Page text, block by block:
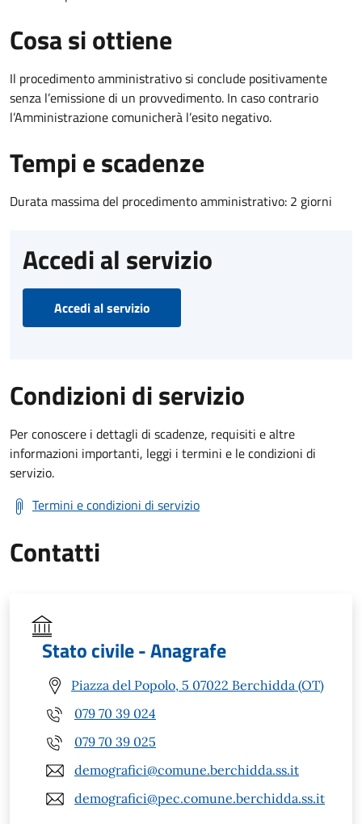
Cosa si ottiene
Il procedimento amministrativo si conclude positivamente
senza l’emissione di un provvedimento. In caso contrario
l’Amministrazione comunicherà l’esito negativo.
Tempi e scadenze
Durata massima del procedimento amministrativo: 2 giorni
Accedi al servizio
Accedi al servizio
Condizioni di servizio
Per conoscere i dettagli di scadenze, requisiti e altre
informazioni importanti, leggi i termini e le condizioni di
servizio.
Termini e condizioni di servizio
Contatti
Stato civile - Anagrafe
Piazza del Popolo, 5 07022 Berchidda (OT)
079 70 39 024
079 70 39 025
demografici@comune.berchidda.ss.it
demografici@pec.comune.berchidda.ss.it